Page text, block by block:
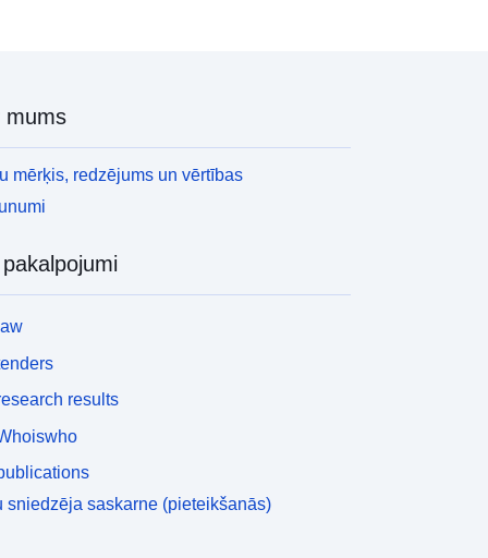
mums
mērķis, redzējums un vērtības
results
sniedzēja saskarne (pieteikšanās)